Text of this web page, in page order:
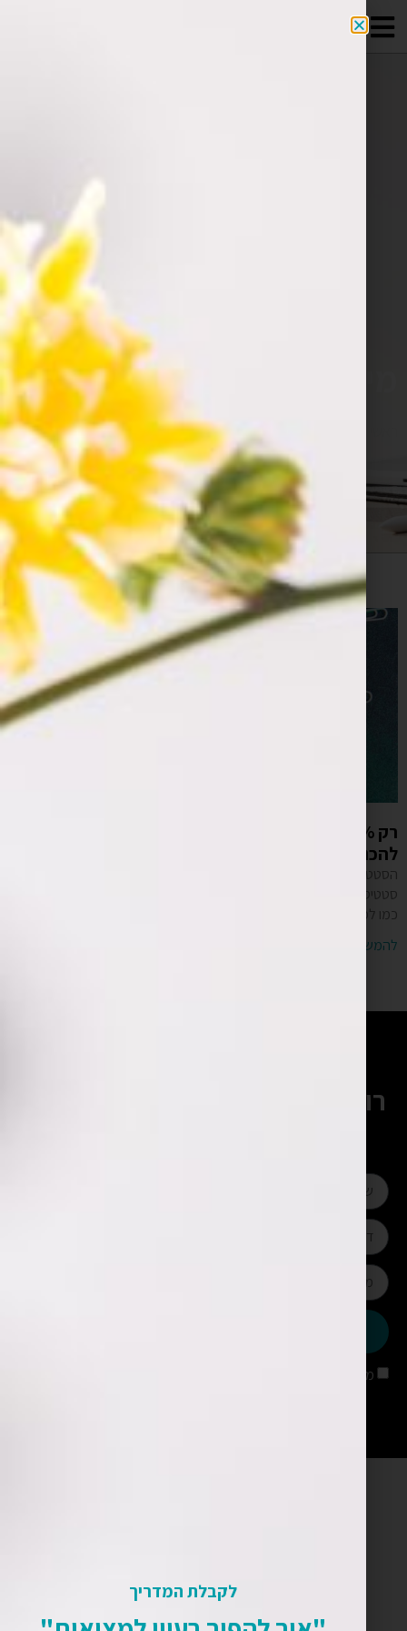
אפליקציות מצליחות
להכנס לסטטיסטיקה?
סטטיסטיקה לא מעודדת כל כך. יש סיבות רבות ומגוונות לסטטיסטיקה הזו,
כמו למשל אפליקציה שלא עובדת מספיק טוב,
להמשך קריאה »
רוצים להתייעץ עם המומחים שלנו?
מאשר/ת קבלת עדכונים מאתר שימארה
לקבלת המדריך